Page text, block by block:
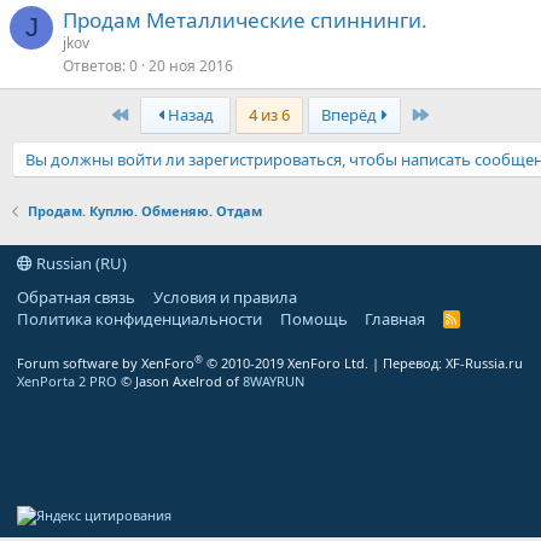
J Продам Металлические спиннинги.
jkov
Ответов 0 20 ноя 2016
ПерваяНазад 4 из 6 Вперёд Последняя
Вы должны войти ли зарегистрироваться, чтобы написать
Продам. Куплю. Обменяю. Отдам
Russian (RU)
Обратная связь
Условия и правила
Политика конфиденциальности
Помощь Главная
R
Forum software by XenForo® © 2010-2019 XenForo Ltd. | Перевод: XF-Russia.ru
XenPorta 2 PRO © Jason Axelrod of 8WAYRUN